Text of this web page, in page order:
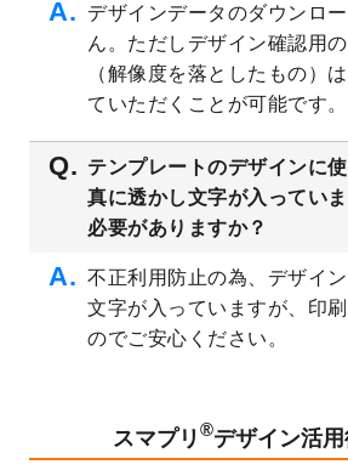
2023/4/18
セミナー・講演会のチ
レートを追加しました
2023/4/18
スポーツジム・フィッ
シデザインテンプレート
2023/3/16
シール・ラベルのデザ
公開いたしました。
2023/3/13
封筒（長3、洋長3、
レートを追加しました。
2023/3/13
クリアファイルのデザ
追加しました。
2023/3/2
パワーポイント版テン
追加しました。
2023/1/13
4月始まりのカレンダ
デザインデータのダウンロ
ん。ただしデザイン確認用
（解像度を落としたもの）
ていただくことが可能です。
テンプレートのデザインに
真に透かし文字が入ってい
必要がありますか？
不正利用防止の為、デザイ
文字が入っていますが、印
のでご安心ください。
スマプリ ®デザイン活